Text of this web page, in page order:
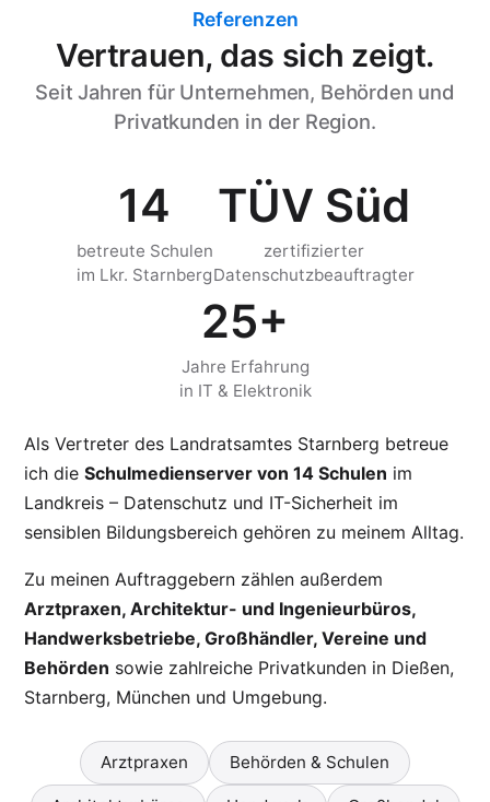
Referenzen
Vertrauen, das sich zeigt.
Seit Jahren für Unternehmen, Behörden und
Privatkunden in der Region.
14
betreute Schulen
im Lkr. Starnberg
TÜV Süd
zertifizierter
Datenschutzbeauftragter
25+
Jahre Erfahrung
in IT & Elektronik
Als Vertreter des Landratsamtes Starnberg betreue
ich die Schulmedienserver von 14 Schulen im
Landkreis – Datenschutz und IT-Sicherheit im
sensiblen Bildungsbereich gehören zu meinem Alltag.
Zu meinen Auftraggebern zählen außerdem
Arztpraxen, Architektur- und Ingenieurbüros,
Handwerksbetriebe, Großhändler, Vereine und
Behörden sowie zahlreiche Privatkunden in Dießen,
Starnberg, München und Umgebung.
Arztpraxen Behörden & Schulen